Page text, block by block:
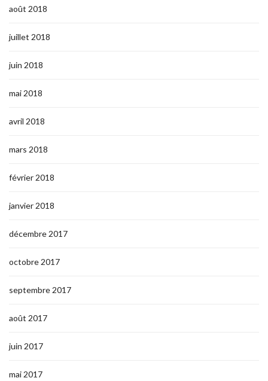
août 2018
juillet 2018
juin 2018
mai 2018
avril 2018
mars 2018
février 2018
janvier 2018
décembre 2017
octobre 2017
septembre 2017
août 2017
juin 2017
mai 2017